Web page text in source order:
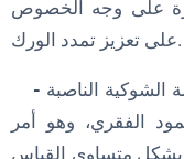
على وجه الخصوص
على تعزيز تمدد الورك.
الشوكية الناصبة
الفقري، وهو أمر
متساوي القياس